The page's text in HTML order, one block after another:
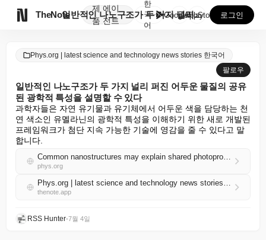
TheNote
제
품
에이
전트
일반적인 나노구조가 두 가지 널리 퍼진 어두운 물질의 ...
한
국
어
GooglePlay
AppStore 로그인
Phys.org | latest science and technology news stories 한국어
팔로우
일반적인 나노구조가 두 가지 널리 퍼진 어두운 물질의 공유
된 광학적 특성을 설명할 수 있다
과학자들은 자연 유기물과 유기체에서 어두운 색을 담당하는 천
연 색소인 유멜라닌의 광학적 특성을 이해하기 위한 새로 개발된
프레임워크가 첨단 지속 가능한 기술에 영감을 줄 수 있다고 말
합니다.
Common nanostructures may explain shared photoproperties in two widespread dark materials
phys.org
Phys.org | latest science and technology news stories 한국어 RSS
thenote.app
RSS Hunter•7월 4일